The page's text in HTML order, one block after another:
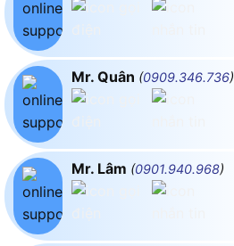
Mr. Quân (0909.346.736)
Mr. Lâm (0901.940.968)